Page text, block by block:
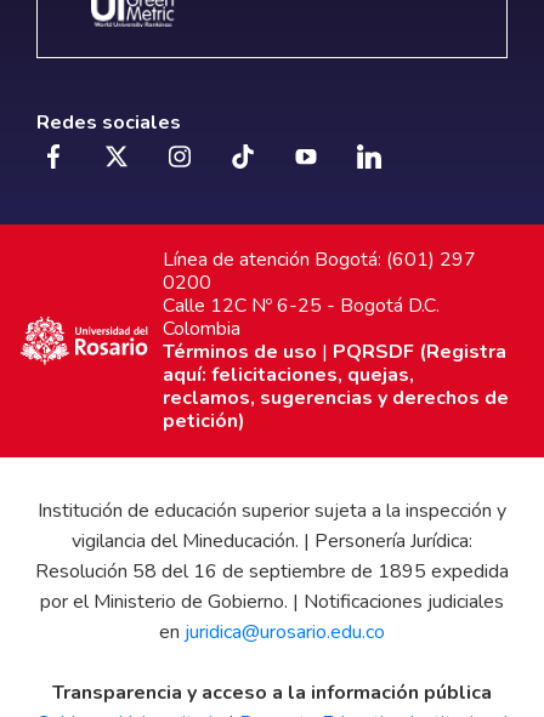
Redes sociales
Línea de atención Bogotá: (601) 297
0200
Calle 12C Nº 6-25 - Bogotá D.C.
Colombia
Términos de uso | PQRSDF (Registra
aquí: felicitaciones, quejas,
reclamos, sugerencias y derechos de
petición)
Institución de educación superior sujeta a la inspección y
vigilancia del Mineducación. | Personería Jurídica:
Resolución 58 del 16 de septiembre de 1895 expedida
por el Ministerio de Gobierno. | Notificaciones judiciales
en juridica@urosario.edu.co
Transparencia y acceso a la información pública